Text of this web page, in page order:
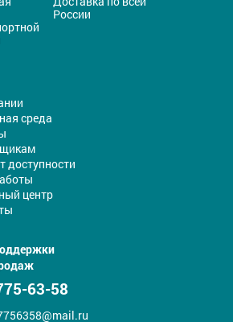
России
среда
доступности
центр
63-58